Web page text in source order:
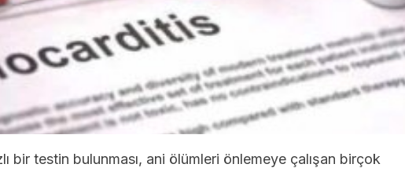
bir testin bulunması, ani ölümleri önlemeye çalışan birçok